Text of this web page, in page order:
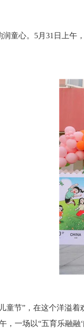
童心。5月31日上午，
节”，在这个洋溢着
，一场以“五育乐融